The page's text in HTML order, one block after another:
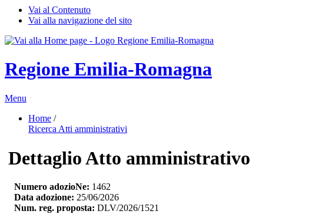
Vai al Contenuto
Vai alla navigazione del sito
Regione Emilia-Romagna
Menu
Home /
Ricerca Atti amministrativi
Dettaglio Atto amministrativo
Numero adozioNe: 1462
Data adozione: 25/06/2026
Num. reg. proposta: DLV/2026/1521